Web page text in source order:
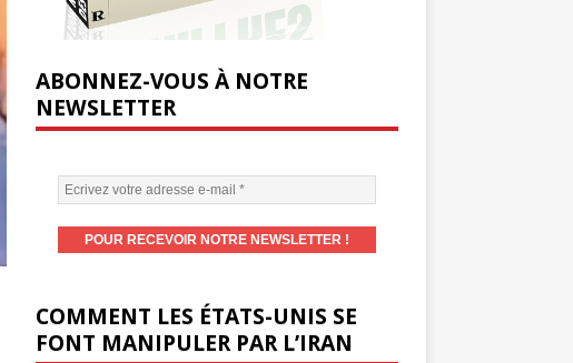
ABONNEZ-VOUS À NOTRE
NEWSLETTER
COMMENT LES ÉTATS-UNIS SE
FONT MANIPULER PAR L’IRAN